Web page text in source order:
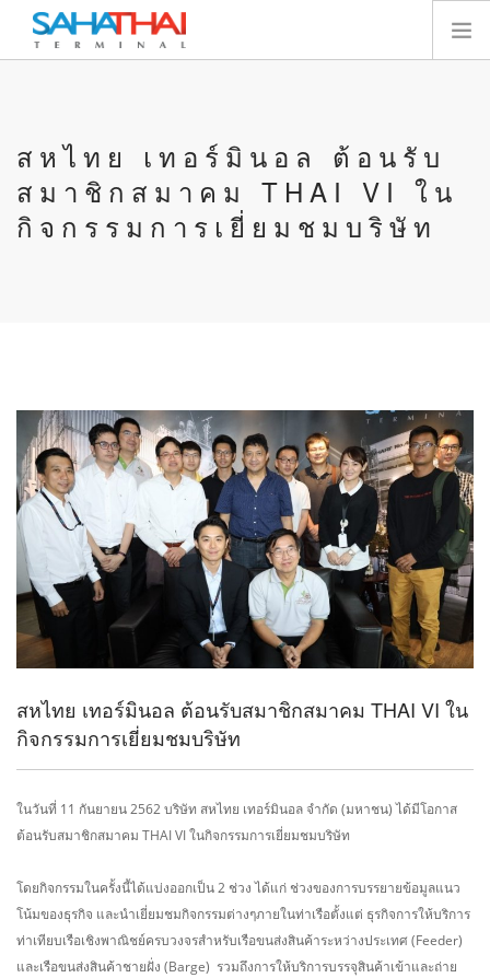
เทอร์มินัล
บริการ
ทรัพยากร
ไทย
สหไทย เทอร์มินอล ต้อนรับ
สมาชิกสมาคม THAI VI ใน
กิจกรรมการเยี่ยมชมบริษัท
สหไทย เทอร์มินอล ต้อนรับสมาชิกสมาคม THAI VI ใน
กิจกรรมการเยี่ยมชมบริษัท
ในวันที่ 11 กันยายน 2562 บริษัท สหไทย เทอร์มินอล จำกัด (มหาชน) ได้มีโอกาส
ต้อนรับสมาชิกสมาคม THAI VI ในกิจกรรมการเยี่ยมชมบริษัท
โดยกิจกรรมในครั้งนี้ได้แบ่งออกเป็น 2 ช่วง ได้แก่ ช่วงของการบรรยายข้อมูลแนว
โน้มของธุรกิจ และนำเยี่ยมชมกิจกรรมต่างๆภายในท่าเรือตั้งแต่ ธุรกิจการให้บริการ
ท่าเทียบเรือเชิงพาณิชย์ครบวงจรสำหรับเรือขนส่งสินค้าระหว่างประเทศ (Feeder)
และเรือขนส่งสินค้าชายฝั่ง (Barge) รวมถึงการให้บริการบรรจุสินค้าเข้าและถ่าย